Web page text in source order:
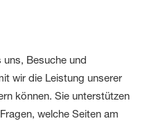
Besuche und
wir die Leistung unserer
können. Sie unterstützen
welche Seiten am